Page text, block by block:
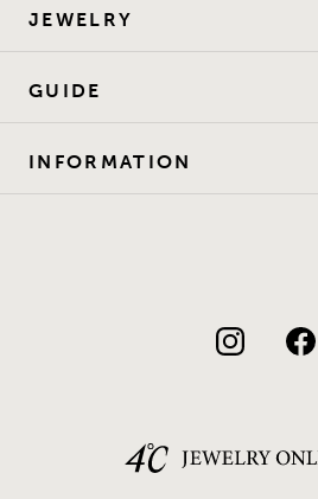
JEWELRY
GUIDE
INFORMATION